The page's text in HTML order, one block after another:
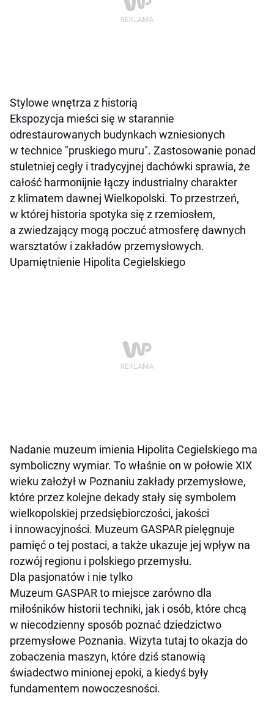
Stylowe wnętrza z historią
Ekspozycja mieści się w starannie
odrestaurowanych budynkach wzniesionych
w technice "pruskiego muru". Zastosowanie ponad
stuletniej cegły i tradycyjnej dachówki sprawia, że
całość harmonijnie łączy industrialny charakter
z klimatem dawnej Wielkopolski. To przestrzeń,
w której historia spotyka się z rzemiosłem,
a zwiedzający mogą poczuć atmosferę dawnych
warsztatów i zakładów przemysłowych.
Upamiętnienie Hipolita Cegielskiego
Nadanie muzeum imienia Hipolita Cegielskiego ma
symboliczny wymiar. To właśnie on w połowie XIX
wieku założył w Poznaniu zakłady przemysłowe,
które przez kolejne dekady stały się symbolem
wielkopolskiej przedsiębiorczości, jakości
i innowacyjności. Muzeum GASPAR pielęgnuje
pamięć o tej postaci, a także ukazuje jej wpływ na
rozwój regionu i polskiego przemysłu.
Dla pasjonatów i nie tylko
Muzeum GASPAR to miejsce zarówno dla
miłośników historii techniki, jak i osób, które chcą
w niecodzienny sposób poznać dziedzictwo
przemysłowe Poznania. Wizyta tutaj to okazja do
zobaczenia maszyn, które dziś stanowią
świadectwo minionej epoki, a kiedyś były
fundamentem nowoczesności.